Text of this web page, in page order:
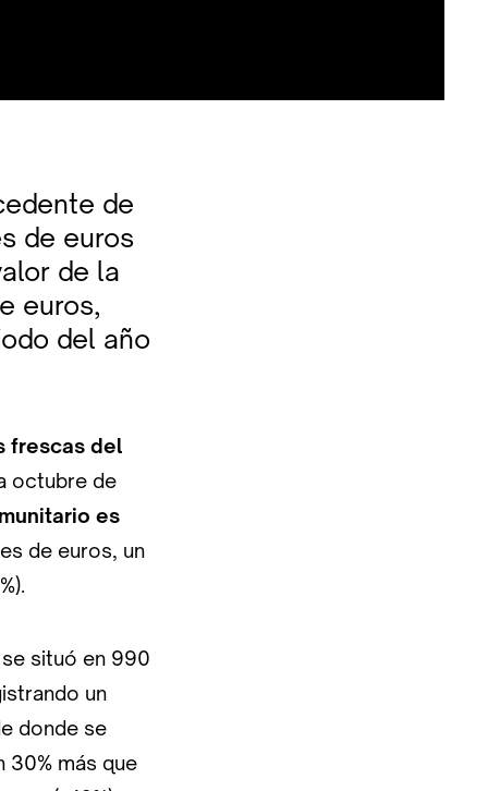
de
de euros
de la
euros,
del año
frescas del
octubre de
es
de euros, un
se situó en 990
un
donde se
30% más que